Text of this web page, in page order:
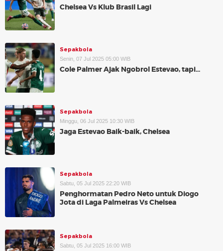
Chelsea Vs Klub Brasil Lagi
Sepakbola
Senin, 07 Jul 2025 05:00 WIB
Cole Palmer Ajak Ngobrol Estevao, tapi...
Sepakbola
Minggu, 06 Jul 2025 10:30 WIB
Jaga Estevao Baik-baik, Chelsea
Sepakbola
Sabtu, 05 Jul 2025 22:20 WIB
Penghormatan Pedro Neto untuk Diogo
Jota di Laga Palmeiras Vs Chelsea
Sepakbola
Sabtu, 05 Jul 2025 16:00 WIB